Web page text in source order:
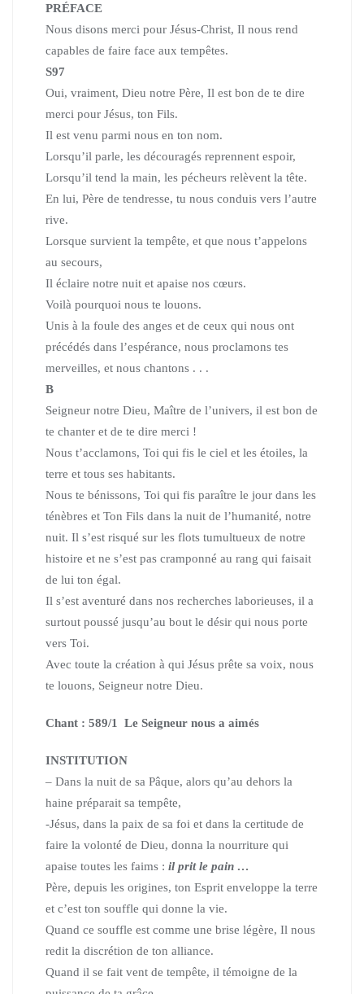
PRÉFACE
Nous disons merci pour Jésus-Christ, Il nous rend
capables de faire face aux tempêtes.
S97
Oui, vraiment, Dieu notre Père, Il est bon de te dire
merci pour Jésus, ton Fils.
Il est venu parmi nous en ton nom.
Lorsqu’il parle, les découragés reprennent espoir,
Lorsqu’il tend la main, les pécheurs relèvent la tête.
En lui, Père de tendresse, tu nous conduis vers l’autre
rive.
Lorsque survient la tempête, et que nous t’appelons
au secours,
Il éclaire notre nuit et apaise nos cœurs.
Voilà pourquoi nous te louons.
Unis à la foule des anges et de ceux qui nous ont
précédés dans l’espérance, nous proclamons tes
merveilles, et nous chantons . . .
B
Seigneur notre Dieu, Maître de l’univers, il est bon de
te chanter et de te dire merci !
Nous t’acclamons, Toi qui fis le ciel et les étoiles, la
terre et tous ses habitants.
Nous te bénissons, Toi qui fis paraître le jour dans les
ténèbres et Ton Fils dans la nuit de l’humanité, notre
nuit. Il s’est risqué sur les flots tumultueux de notre
histoire et ne s’est pas cramponné au rang qui faisait
de lui ton égal.
Il s’est aventuré dans nos recherches laborieuses, il a
surtout poussé jusqu’au bout le désir qui nous porte
vers Toi.
Avec toute la création à qui Jésus prête sa voix, nous
te louons, Seigneur notre Dieu.
Chant : 589/1 Le Seigneur nous a aimés
INSTITUTION
– Dans la nuit de sa Pâque, alors qu’au dehors la
haine préparait sa tempête,
-Jésus, dans la paix de sa foi et dans la certitude de
faire la volonté de Dieu, donna la nourriture qui
apaise toutes les faims : il prit le pain …
Père, depuis les origines, ton Esprit enveloppe la terre
et c’est ton souffle qui donne la vie.
Quand ce souffle est comme une brise légère, Il nous
redit la discrétion de ton alliance.
Quand il se fait vent de tempête, il témoigne de la